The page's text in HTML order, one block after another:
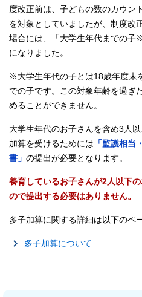
度改正前は、子どもの数のカウン
を対象としていましたが、制度改
場合には、「大学生年代までの子
になりました。
※大学生年代の子とは18歳年度末
での子です。この対象年齢を過ぎ
めることができません。
大学生年代のお子さんを含め3人
加算を受けるためには 「監護相当
書」 の提出が必要となります。
養育しているお子さんが2人以下
ので提出する必要はありません。
多子加算に関する詳細は以下のペ
多子加算について